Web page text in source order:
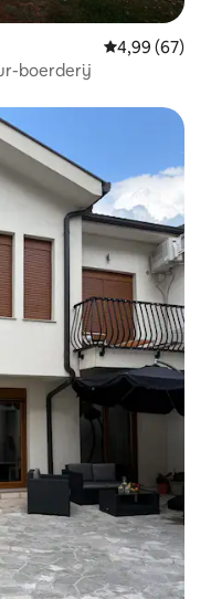
Gemiddelde
4,99 (67)
boerderij